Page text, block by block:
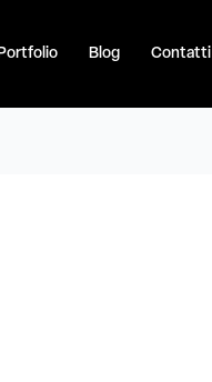
Portfolio Blog Contatti